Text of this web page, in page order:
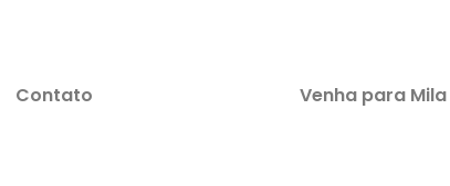
Contato Venha para Mila